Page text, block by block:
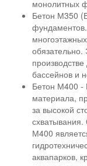
монолитных
Бетон М350
бассейнов и
Бетон М400 -
материала,
за высокой
М400
аквапарков,